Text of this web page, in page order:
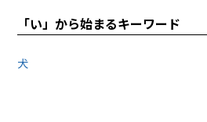
「い」から始まるキーワード
犬